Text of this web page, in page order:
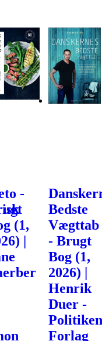
-
(1,
|
Bedste
Vægttab
- Brugt
Bog (1,
2026) |
Henrik
Duer -
Forlag